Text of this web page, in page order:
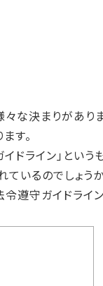
な決まりがありま
す。
ライン」という
いるのでしょう
遵守ガイドライ